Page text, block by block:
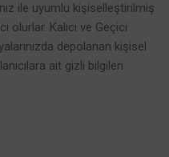
ile uyumlu kişiselleştirilmiş
olurlar. Kalıcı ve Geçici
depolanan kişisel
ait gizli bilgileri